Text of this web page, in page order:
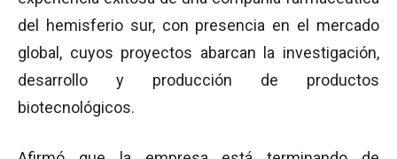
del hemisferio sur, con presencia en el mercado
global, cuyos proyectos abarcan la investigación,
desarrollo y producción de productos
biotecnológicos.